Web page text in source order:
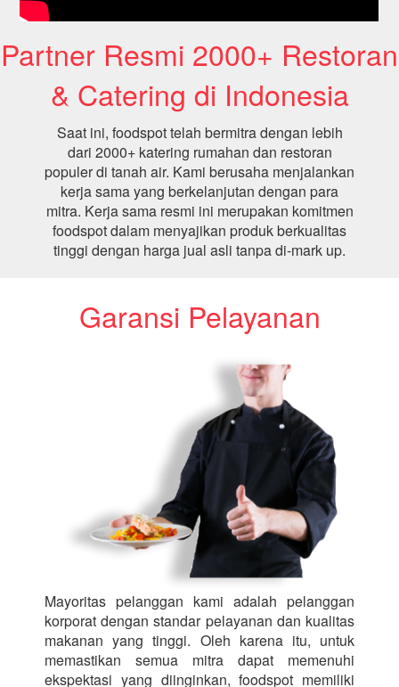
Partner Resmi 2000+ Restoran
& Catering di Indonesia
Saat ini, foodspot telah bermitra dengan lebih
dari 2000+ katering rumahan dan restoran
populer di tanah air. Kami berusaha menjalankan
kerja sama yang berkelanjutan dengan para
mitra. Kerja sama resmi ini merupakan komitmen
foodspot dalam menyajikan produk berkualitas
tinggi dengan harga jual asli tanpa di-mark up.
Garansi Pelayanan
Mayoritas pelanggan kami adalah pelanggan
korporat dengan standar pelayanan dan kualitas
makanan yang tinggi. Oleh karena itu, untuk
memastikan semua mitra dapat memenuhi
ekspektasi yang diinginkan, foodspot memiliki